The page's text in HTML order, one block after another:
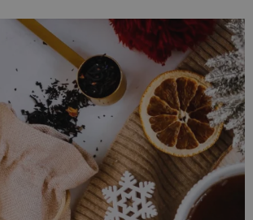
struktura i funkcjonalność -
niewielkim formacie. Zestaw zawiera 10
dekorację, pakowanie lub branding.
wybrać jutowe woreczki?
z materiału syntetycznego
jutą- trwałego, estetycznego i
Tkanina ta doskonale imituje
klasycznej juty, a przy tym jest bardziej
i mniej podatna na mechacenie.
świetnie sprawdzają się w dekoracjach
handmade, pakietach sensorycznych
świątecznych upominków.